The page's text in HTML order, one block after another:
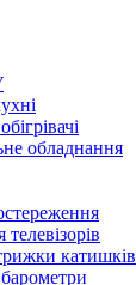
обладнання
катишків